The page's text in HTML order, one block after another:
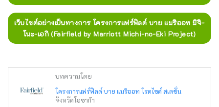
เว็บไซต์อย่างเป็นทางการ โครงการแฟร์ฟิลด์ บาย แมริออท มิจิ-
โนะ-เอกิ (Fairfield by Marriott Michi-no-Eki Project)
บทความโดย
โครงการแฟร์ฟิลด์ บาย แมริออท โรดไซด์ สเตชั่น
จังหวัดโอซาก้า